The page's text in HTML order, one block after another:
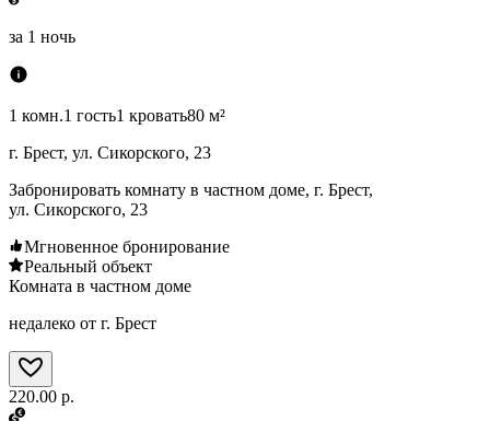
за 1 ночь
1 комн.1 гость1 кровать80 м²
г. Брест, ул. Сикорского, 23
Забронировать комнату в частном доме, г. Брест,
ул. Сикорского, 23
Мгновенное бронирование
Реальный объект
Комната в частном доме
недалеко от г. Брест
220.00 р.